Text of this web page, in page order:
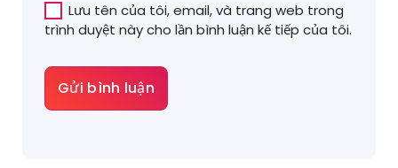
Lưu tên của tôi, email, và trang web trong
trình duyệt này cho lần bình luận kế tiếp của tôi.